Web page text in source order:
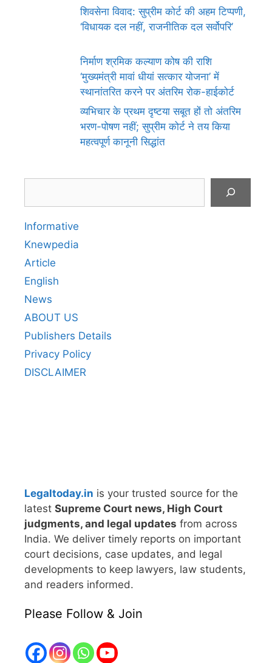
शिवसेना विवाद: सुप्रीम कोर्ट की अहम टिप्पणी,
‘विधायक दल नहीं, राजनीतिक दल सर्वोपरि’
निर्माण श्रमिक कल्याण कोष की राशि
‘मुख्यमंत्री मावां धीयां सत्कार योजना’ में
स्थानांतरित करने पर अंतरिम रोक-हाईकोर्ट
व्यभिचार के प्रथम दृष्टया सबूत हों तो अंतरिम
भरण-पोषण नहीं; सुप्रीम कोर्ट ने तय किया
महत्वपूर्ण कानूनी सिद्धांत
Informative
Knewpedia
Article
English
News
ABOUT US
Publishers Details
Privacy Policy
DISCLAIMER
Legaltoday.in is your trusted source for the
latest Supreme Court news, High Court
judgments, and legal updates from across
India. We deliver timely reports on important
court decisions, case updates, and legal
developments to keep lawyers, law students,
and readers informed.
Please Follow & Join